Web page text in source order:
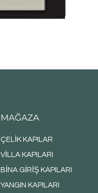
MAĞAZA
ÇELİK KAPILAR
VİLLA KAPILARI
BİNA GİRİŞ KAPILARI
YANGIN KAPILARI